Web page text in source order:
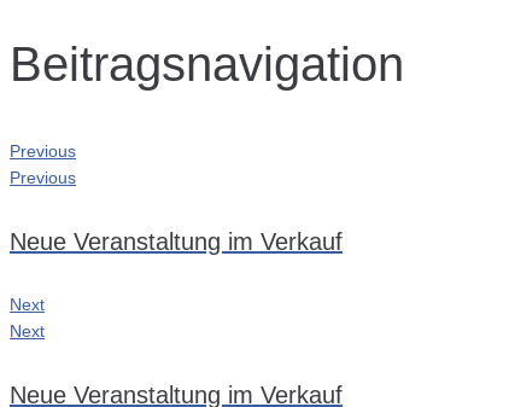
Beitragsnavigation
Previous
Previous
Neue Veranstaltung im Verkauf
Next
Next
Neue Veranstaltung im Verkauf